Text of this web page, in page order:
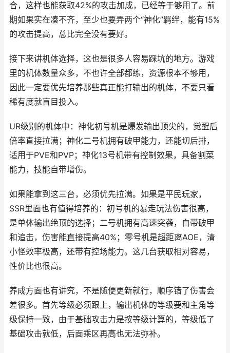
合，这样也能获取42%的攻击加成，已经等于够用了。前
期如果实在凑不齐，至少也要弄两个“神化”羁绊，能有15%
的攻击提高，总比完全没有要好。
接下来讲机体选择，这也是很多人容易踩坑的地方。游戏
里的机体数量众多，不也许全部都练，资源根本不够用，
因此一定要优先培养那些真正能打输出的机体，不要只看
稀有度就盲目投入。
UR级别的机体中：神化初号机是爆发输出顶尖的，觉醒后
倍率直接拉满；神化二号机拥有破甲能力，还能切后排，
适用于PVE和PVP；神化13号机带有控制效果，具备割菜
能力，技能自带增伤。
如果能拿到这三台，必须优先拉满。如果是平民玩家，
SSR里面也有值得培养的：初号机的暴走玩法伤害很高，
是单体输出绝顶的选择；二号机拥有高速突袭，自带破甲
和追击，伤害能直接提高40%；零号机是超距离AOE，清
小怪效率极高，还带有控场能力。这几台获取相对容易，
性价比也很高。
养成方面也有讲究，不是随便更新就行，顺序错了伤害会
差很多。首先等级必须跟上，输出机体的等级要和主角等
级保持一致，由于基础攻击力是按等级计算的，等级低了
基础攻击就低，后面乘区再高也无法弥补。